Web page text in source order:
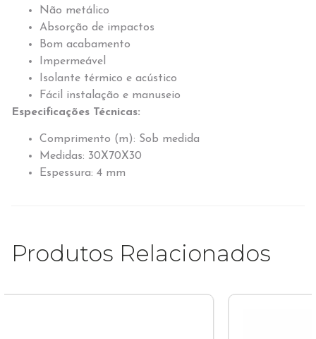
Não metálico
Absorção de impactos
Bom acabamento
Impermeável
Isolante térmico e acústico
Fácil instalação e manuseio
Especificações Técnicas:
Comprimento (m): Sob medida
Medidas: 30X70X30
Espessura: 4 mm
Produtos Relacionados